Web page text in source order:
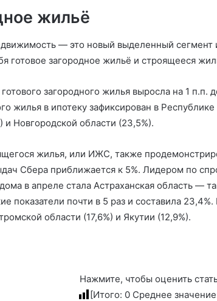
жильё
— это новый выделенный сегмент
готовое загородное жильё и строящееся
загородного жилья выросла на 1 п.п.
жилья в ипотеку зафиксирован в
и Новгородской области (23,5%).
жилья, или ИЖС, также
Сбера приближается к 5%. Лидером по
в апреле стала Астраханская область —
показатели почти в 5 раз и составила
области (17,6%) и Якутии (12,9%).
Нажмите, чтобы оценить
[Итого: 0 Среднее